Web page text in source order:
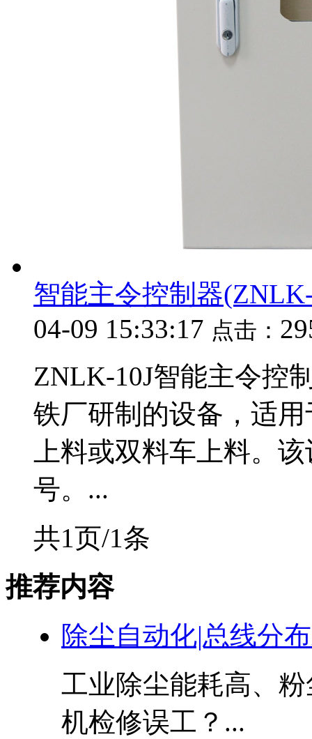
智能主令控制器
04-09 15:33:17 点击：
ZNLK-10J智能主令控
铁厂研制的设备，适
上料或双料车上料。
号。...
共1页/1条
推荐内容
除尘自动化|总线分
工业除尘能耗高、
机检修误工？...